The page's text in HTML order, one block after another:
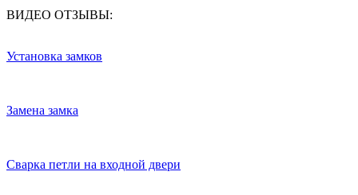
ВИДЕО ОТЗЫВЫ:
Установка замков
Замена замка
Сварка петли на входной двери